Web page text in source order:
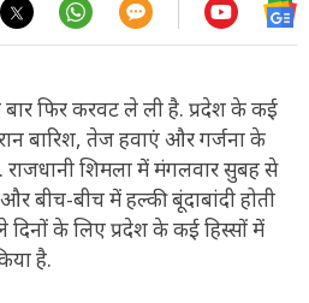
फिर करवट ले ली है. प्रदेश के कई
बारिश, तेज हवाएं और गर्जना के
शिमला में मंगलवार सुबह से
बीच-बीच में हल्की बूंदाबांदी होती
के लिए प्रदेश के कई हिस्सों में
है.